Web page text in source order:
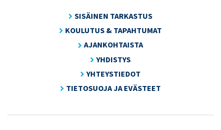
SISÄINEN TARKASTUS
KOULUTUS & TAPAHTUMAT
AJANKOHTAISTA
YHDISTYS
YHTEYSTIEDOT
TIETOSUOJA JA EVÄSTEET